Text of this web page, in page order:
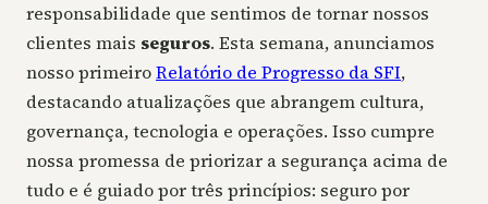
responsabilidade que sentimos de tornar nossos
clientes mais seguros. Esta semana, anunciamos
nosso primeiroRelatório de Progresso da SFI,
destacando atualizações que abrangem cultura,
governança, tecnologia e operações. Isso cumpre
nossa promessa de priorizar a segurança acima de
tudo e é guiado por três princípios: seguro por